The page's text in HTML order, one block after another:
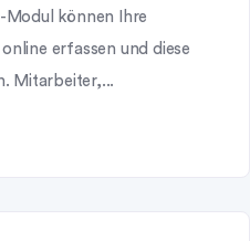
Modul können Ihre
erfassen und diese
Mitarbeiter,...